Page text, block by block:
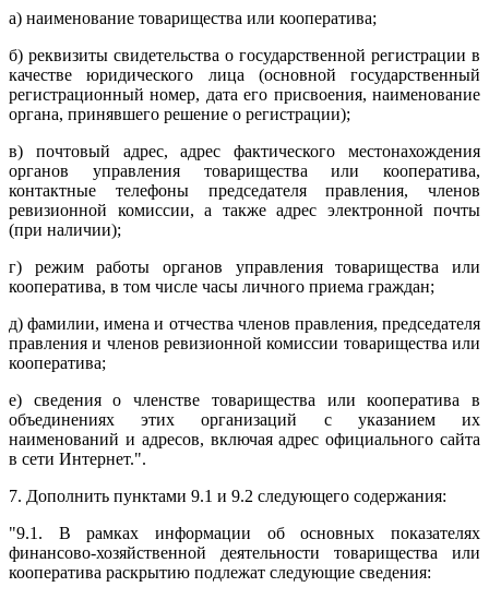
а) наименование товарищества или кооператива;
б) реквизиты свидетельства о государственной регистрации в
качестве юридического лица (основной государственный
регистрационный номер, дата его присвоения, наименование
органа, принявшего решение о регистрации);
в) почтовый адрес, адрес фактического местонахождения
органов управления товарищества или кооператива,
контактные телефоны председателя правления, членов
ревизионной комиссии, а также адрес электронной почты
(при наличии);
г) режим работы органов управления товарищества или
кооператива, в том числе часы личного приема граждан;
д) фамилии, имена и отчества членов правления, председателя
правления и членов ревизионной комиссии товарищества или
кооператива;
е) сведения о членстве товарищества или кооператива в
объединениях этих организаций с указанием их
наименований и адресов, включая адрес официального сайта
в сети Интернет.".
7. Дополнить пунктами 9.1 и 9.2 следующего содержания:
"9.1. В рамках информации об основных показателях
финансово-хозяйственной деятельности товарищества или
кооператива раскрытию подлежат следующие сведения: